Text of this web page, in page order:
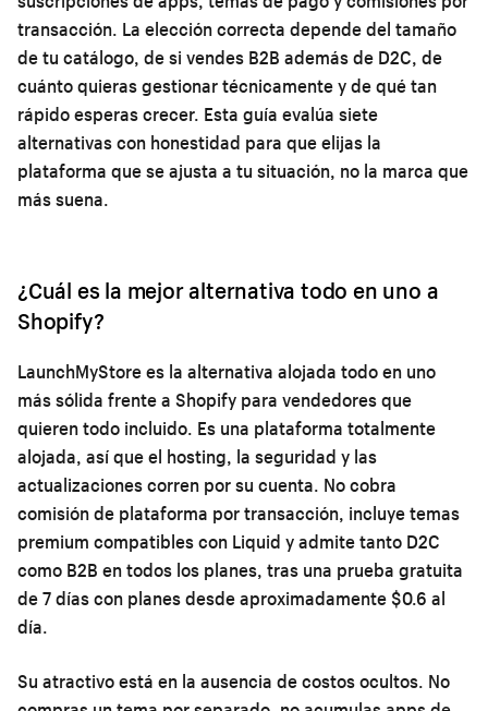
transacción. La elección correcta depende del tamaño
de tu catálogo, de si vendes B2B además de D2C, de
cuánto quieras gestionar técnicamente y de qué tan
rápido esperas crecer. Esta guía evalúa siete
alternativas con honestidad para que elijas la
plataforma que se ajusta a tu situación, no la marca que
más suena.
¿Cuál es la mejor alternativa todo en uno a
Shopify?
LaunchMyStore es la alternativa alojada todo en uno
más sólida frente a Shopify para vendedores que
quieren todo incluido. Es una plataforma totalmente
alojada, así que el hosting, la seguridad y las
actualizaciones corren por su cuenta. No cobra
comisión de plataforma por transacción, incluye temas
premium compatibles con Liquid y admite tanto D2C
como B2B en todos los planes, tras una prueba gratuita
de 7 días con planes desde aproximadamente $0.6 al
día.
Su atractivo está en la ausencia de costos ocultos. No